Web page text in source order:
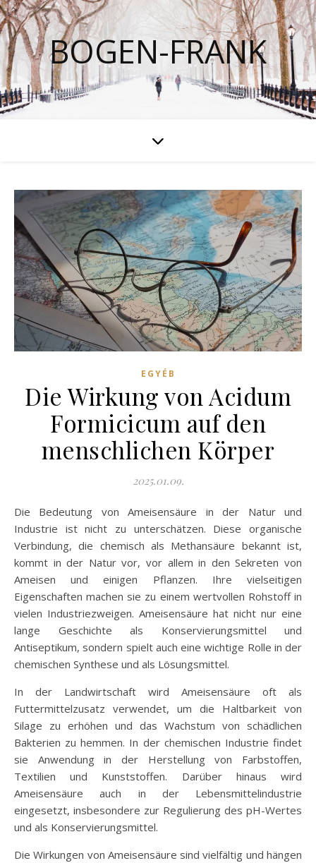
BOGEN-FRANK
EGYÉB
Die Wirkung von Acidum
Formicicum auf den
menschlichen Körper
2025.01.09.
Die Bedeutung von Ameisensäure in der Natur und
Industrie ist nicht zu unterschätzen. Diese organische
Verbindung, die chemisch als Methansäure bekannt ist,
kommt in der Natur vor, vor allem in den Sekreten von
Ameisen und einigen Pflanzen. Ihre vielseitigen
Eigenschaften machen sie zu einem wertvollen Rohstoff in
vielen Industriezweigen. Ameisensäure hat nicht nur eine
lange Geschichte als Konservierungsmittel und
Antiseptikum, sondern spielt auch eine wichtige Rolle in der
chemischen Synthese und als Lösungsmittel.
In der Landwirtschaft wird Ameisensäure oft als
Futtermittelzusatz verwendet, um die Haltbarkeit von
Silage zu erhöhen und das Wachstum von schädlichen
Bakterien zu hemmen. In der chemischen Industrie findet
sie Anwendung in der Herstellung von Farbstoffen,
Textilien und Kunststoffen. Darüber hinaus wird
Ameisensäure auch in der Lebensmittelindustrie
eingesetzt, insbesondere zur Regulierung des pH-Wertes
und als Konservierungsmittel.
Die Wirkungen von Ameisensäure sind vielfältig und hängen